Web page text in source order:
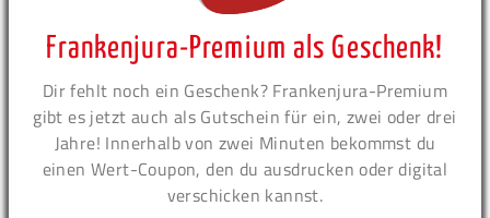
Frankenjura-Premium als Geschenk!
Dir fehlt noch ein Geschenk? Frankenjura-Premium
gibt es jetzt auch als Gutschein für ein, zwei oder drei
Jahre! Innerhalb von zwei Minuten bekommst du
einen Wert-Coupon, den du ausdrucken oder digital
verschicken kannst.